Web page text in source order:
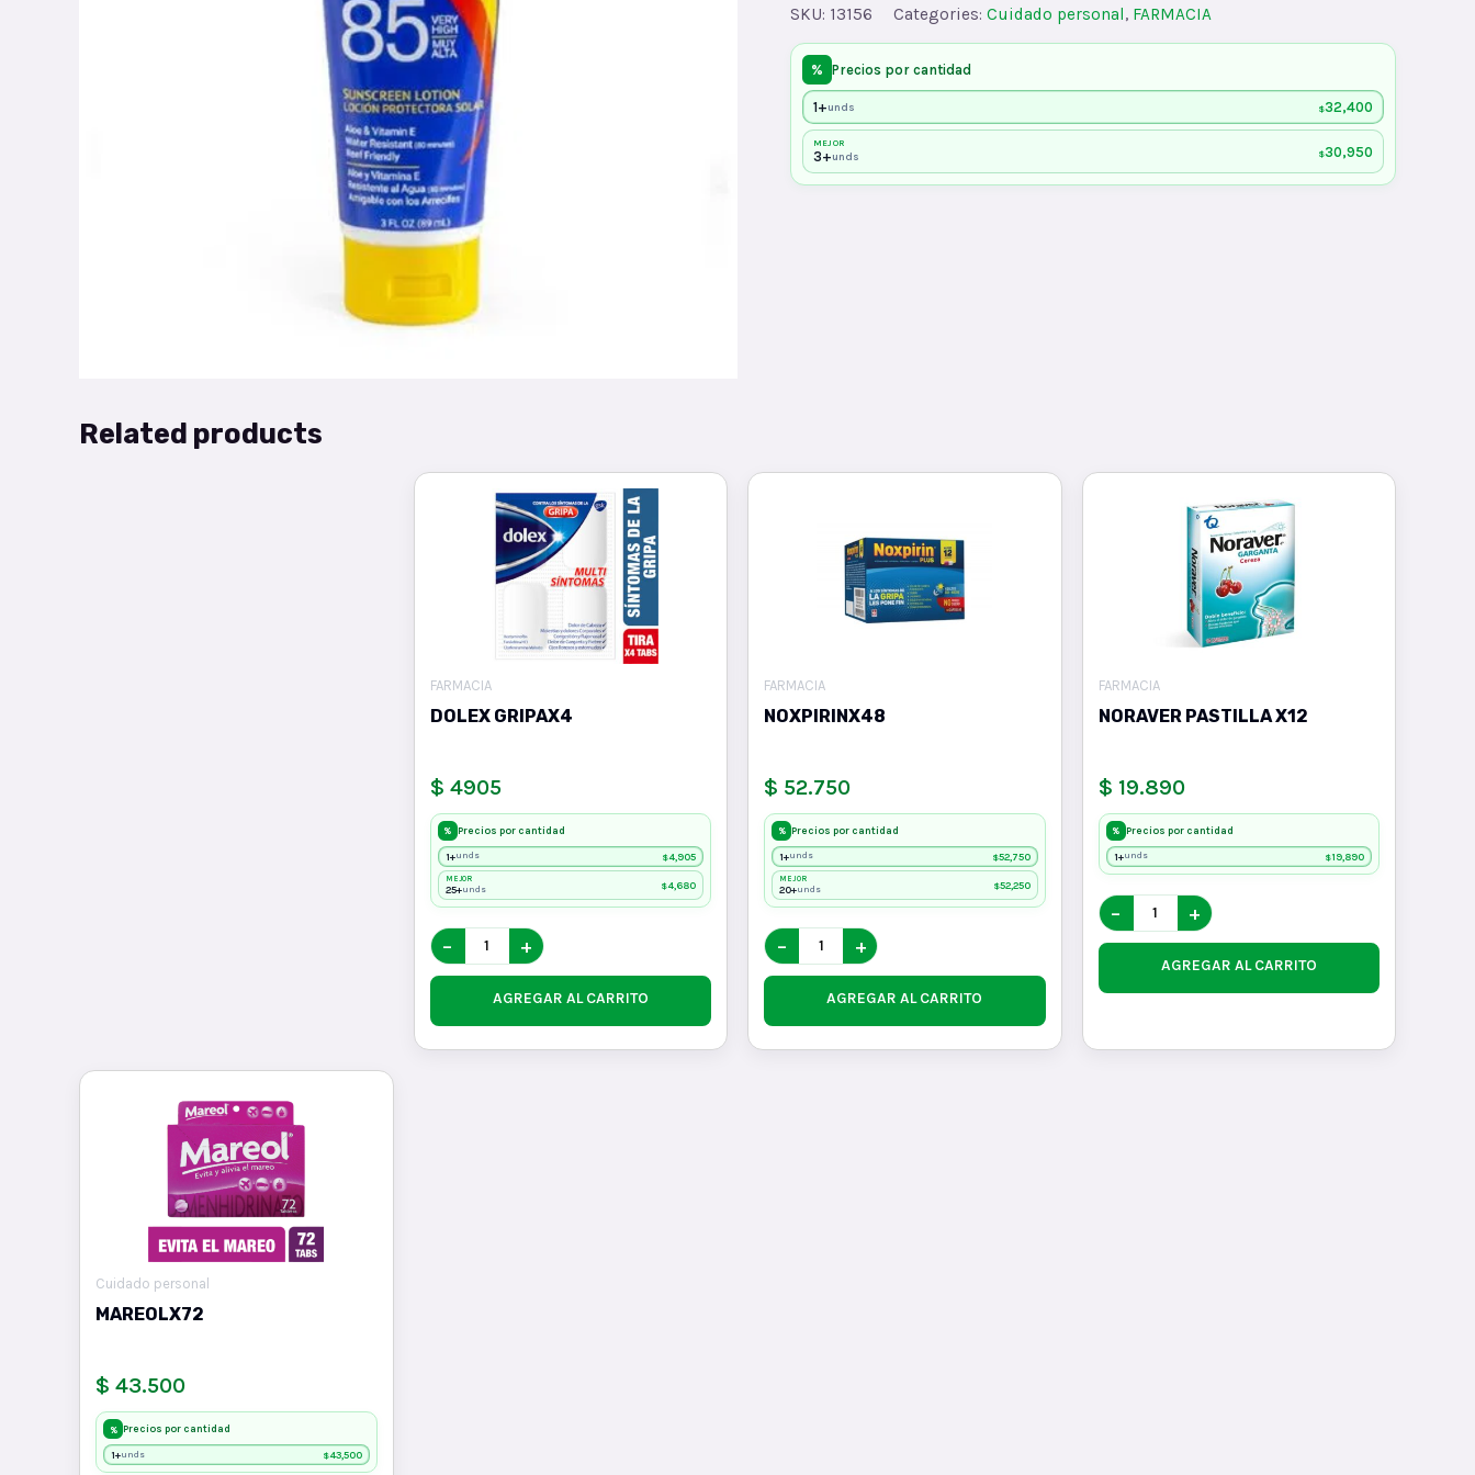
SKU: 13156 Categories: Cuidado personal, FARMACIA
% Precios por cantidad
1+unds $32,400
MEJOR
3+unds $30,950
Related products
FARMACIA
DOLEX GRIPAX4
$ 4905
% Precios por cantidad
1+unds $4,905
MEJOR
25+unds $4,680
− +
AGREGAR AL CARRITO
FARMACIA
NOXPIRINX48
$ 52.750
% Precios por cantidad
1+unds $52,750
MEJOR
20+unds $52,250
− +
AGREGAR AL CARRITO
FARMACIA
NORAVER PASTILLA X12
$ 19.890
% Precios por cantidad
1+unds $19,890
− +
AGREGAR AL CARRITO
Cuidado personal
MAREOLX72
$ 43.500
% Precios por cantidad
1+unds $43,500